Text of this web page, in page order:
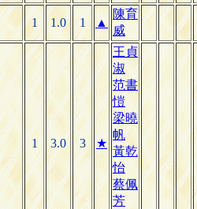
1 1.0 1 ▲
陳育
威
1 3.0 3 ★
王貞
淑
范書
愷
梁曉
帆
黃乾
怡
蔡佩
芳